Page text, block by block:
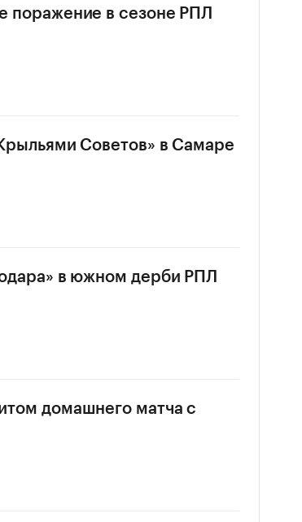
поражение в сезоне РПЛ
Советов» в Самаре
в южном дерби РПЛ
домашнего матча с